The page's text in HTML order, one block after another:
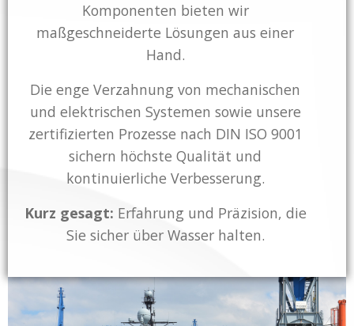
Komponenten bieten wir
maßgeschneiderte Lösungen aus einer
Hand.
Die enge Verzahnung von mechanischen
und elektrischen Systemen sowie unsere
zertifizierten Prozesse nach DIN ISO 9001
sichern höchste Qualität und
kontinuierliche Verbesserung.
Kurz gesagt: Erfahrung und Präzision, die
Sie sicher über Wasser halten.